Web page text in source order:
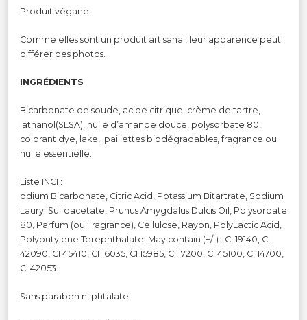
Produit végane.
Comme elles sont un produit artisanal, leur apparence peut
différer des photos.
INGRÉDIENTS
Bicarbonate de soude, acide citrique, crème de tartre,
lathanol(SLSA), huile d’amande douce, polysorbate 80,
colorant dye, lake, paillettes biodégradables, fragrance ou
huile essentielle.
Liste INCI :
odium Bicarbonate, Citric Acid, Potassium Bitartrate, Sodium
Lauryl Sulfoacetate, Prunus Amygdalus Dulcis Oil, Polysorbate
80, Parfum (ou Fragrance), Cellulose, Rayon, PolyLactic Acid,
Polybutylene Terephthalate, May contain (+/-) : CI 19140, CI
42090, CI 45410, CI 16035, CI 15985, CI 17200, CI 45100, CI 14700,
CI 42053.
Sans paraben ni phtalate.